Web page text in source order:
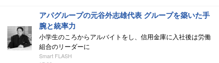
アパグループの元谷外志雄代表 グループを築いた手
腕と統率力
小学生のころからアルバイトをし、信用金庫に入社後は労働
組合のリーダーに
Smart FLASH